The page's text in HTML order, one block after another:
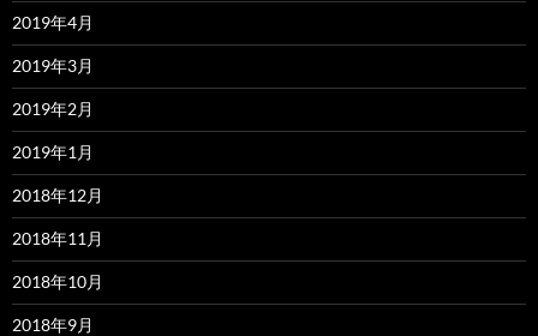
2019年4月
2019年3月
2019年2月
2019年1月
2018年12月
2018年11月
2018年10月
2018年9月